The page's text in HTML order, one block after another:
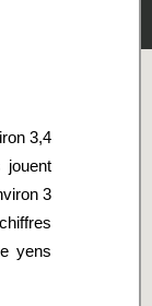
3,4
jouent
3
yens